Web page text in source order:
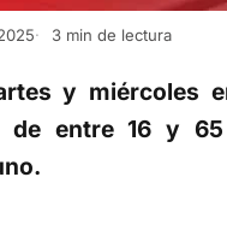
3 min de lectura
y miércoles
de entre 16 y